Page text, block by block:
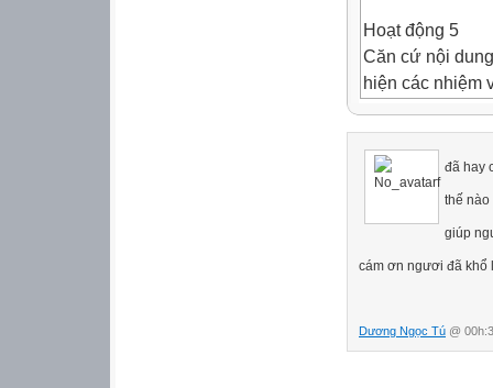
Hoạt động 5
Căn cứ nội
hiện các nhiệm
Nêu nội dung
thức nào).
Trình bày nội

Nội dung tích
đã hay
thế
giúp
cám ơn ngươi đã khổ
Dương Ngọc Tú @